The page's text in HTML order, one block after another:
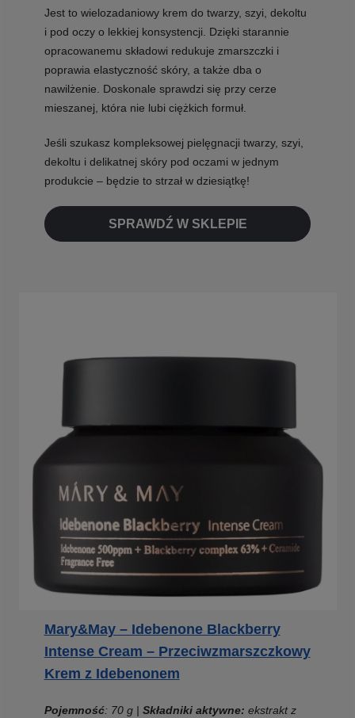
Jest to wielozadaniowy krem do twarzy, szyi, dekoltu
i pod oczy o lekkiej konsystencji. Dzięki starannie
opracowanemu składowi redukuje zmarszczki i
poprawia elastyczność skóry, a także dba o
nawilżenie. Doskonale sprawdzi się przy cerze
mieszanej, która nie lubi ciężkich formuł.
Jeśli szukasz kompleksowej pielęgnacji twarzy, szyi,
dekoltu i delikatnej skóry pod oczami w jednym
produkcie – będzie to strzał w dziesiątkę!
SPRAWDŹ W SKLEPIE
Mary&May – Idebenone Blackberry
Intense Cream – Przeciwzmarszczkowy
Krem z Idebenonem
Pojemność: 70 g | Składniki aktywne: ekstrakt z